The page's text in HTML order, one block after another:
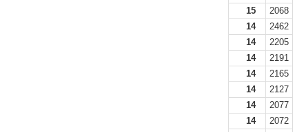
15
2068
14
2462
14
2205
14
2191
14
2165
14
2127
14
2077
14
2072